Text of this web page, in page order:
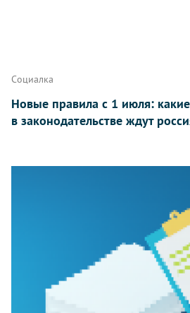
Социалка
Новые правила с 1 июля:
в законодательстве ждут